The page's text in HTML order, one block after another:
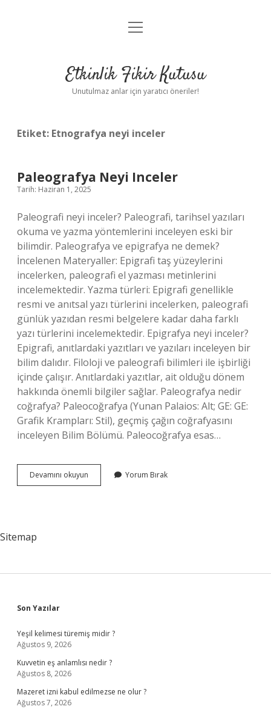
Anasayfa
Yasal Uyarı
menüyü
Etkinlik Fikir Kutusu
Unutulmaz anlar için yaratıcı öneriler!
Etiket: Etnografya neyi inceler
Paleografya Neyi Inceler
Tarih: Haziran 1, 2025
Paleografi neyi inceler? Paleografi, tarihsel yazıları
okuma ve yazma yöntemlerini inceleyen eski bir
bilimdir. Paleografya ve epigrafya ne demek?
İncelenen Materyaller: Epigrafi taş yüzeylerini
incelerken, paleografi el yazması metinlerini
incelemektedir. Yazma türleri: Epigrafi genellikle
resmi ve anıtsal yazı türlerini incelerken, paleografi
günlük yazıdan resmi belgelere kadar daha farklı
yazı türlerini incelemektedir. Epigrafya neyi inceler?
Epigrafi, anıtlardaki yazıtları ve yazıları inceleyen bir
bilim dalıdır. Filoloji ve paleografi bilimleri ile işbirliği
içinde çalışır. Anıtlardaki yazıtlar, ait olduğu dönem
hakkında önemli bilgiler sağlar. Paleografya nedir
coğrafya? Paleocoğrafya (Yunan Palaios: Alt; GE: GE:
Grafik Krampları: Stil), geçmiş çağın coğrafyasını
inceleyen Bilim Bölümü. Paleocoğrafya esas…
Devamını okuyun Paleografya
Neyi
Yorum Bırak
Sitemap
Sidebar
Son Yazılar
Yeşil kelimesi türemiş midir ?
Ağustos 9, 2026
Kuvvetin eş anlamlısı nedir ?
Ağustos 8, 2026
Mazeret izni kabul edilmezse ne olur ?
Ağustos 7, 2026